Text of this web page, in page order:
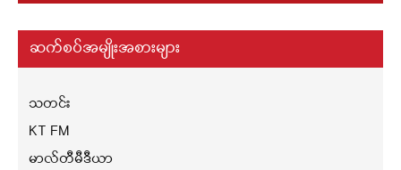
ဆက်စပ်အမျိုးအစားများ
သတင်း
KT FM
မာလ်တီမီဒီယာ